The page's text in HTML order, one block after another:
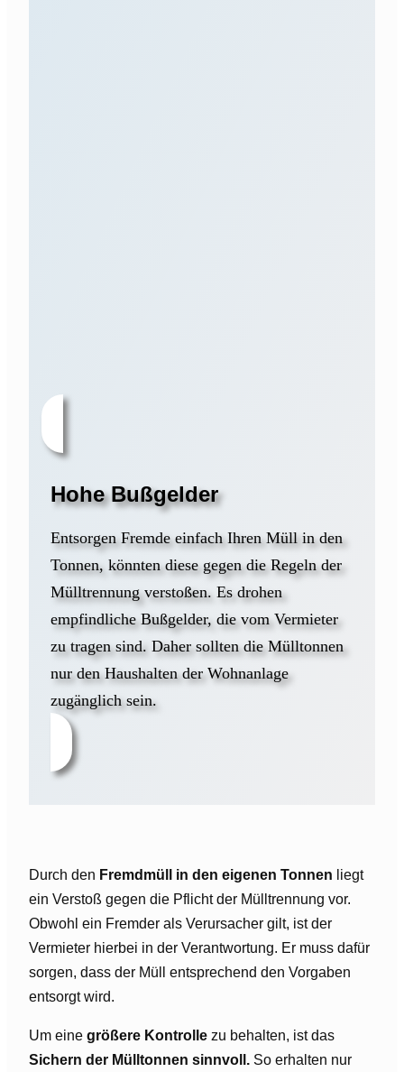
Hohe Bußgelder
Entsorgen Fremde einfach Ihren Müll in den
Tonnen, könnten diese gegen die Regeln der
Mülltrennung verstoßen. Es drohen
empfindliche Bußgelder, die vom Vermieter
zu tragen sind. Daher sollten die Mülltonnen
nur den Haushalten der Wohnanlage
zugänglich sein.
Durch den Fremdmüll in den eigenen Tonnen liegt
ein Verstoß gegen die Pflicht der Mülltrennung vor.
Obwohl ein Fremder als Verursacher gilt, ist der
Vermieter hierbei in der Verantwortung. Er muss dafür
sorgen, dass der Müll entsprechend den Vorgaben
entsorgt wird.
Um eine größere Kontrolle zu behalten, ist das
Sichern der Mülltonnen sinnvoll. So erhalten nur